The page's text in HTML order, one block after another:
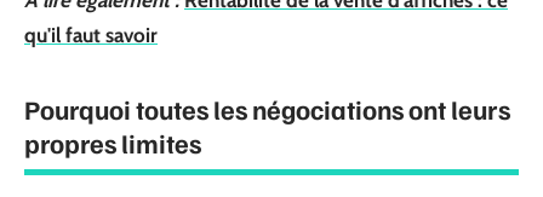
qu'il faut savoir
Pourquoi toutes les négociations ont leurs
propres limites